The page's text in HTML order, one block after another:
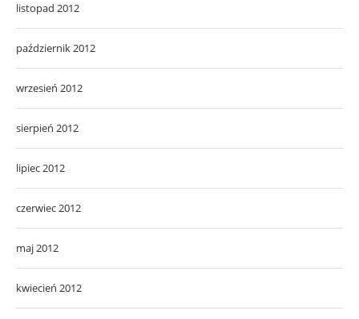
listopad 2012
październik 2012
wrzesień 2012
sierpień 2012
lipiec 2012
czerwiec 2012
maj 2012
kwiecień 2012